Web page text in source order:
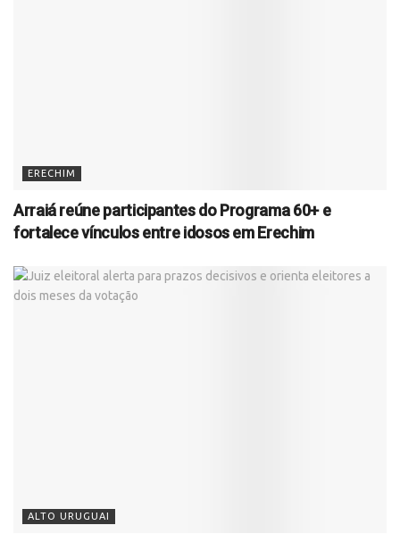
ERECHIM
Arraiá reúne participantes do Programa 60+ e
fortalece vínculos entre idosos em Erechim
ALTO URUGUAI